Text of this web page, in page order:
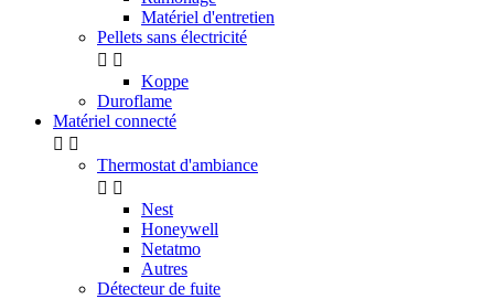
Matériel d'entretien
Pellets sans électricité
 
Koppe
Duroflame
Matériel connecté
 
Thermostat d'ambiance
 
Nest
Honeywell
Netatmo
Autres
Détecteur de fuite